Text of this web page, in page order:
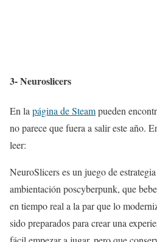
3- Neuroslicers
En lapágina de Steampueden
no parece que fuera a salir este año.
leer:
NeuroSlicers es un juego de
ambientación poscyberpunk, que
en tiempo real a la par que lo
sido preparados para crear una